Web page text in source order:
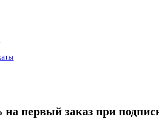
первый заказ при